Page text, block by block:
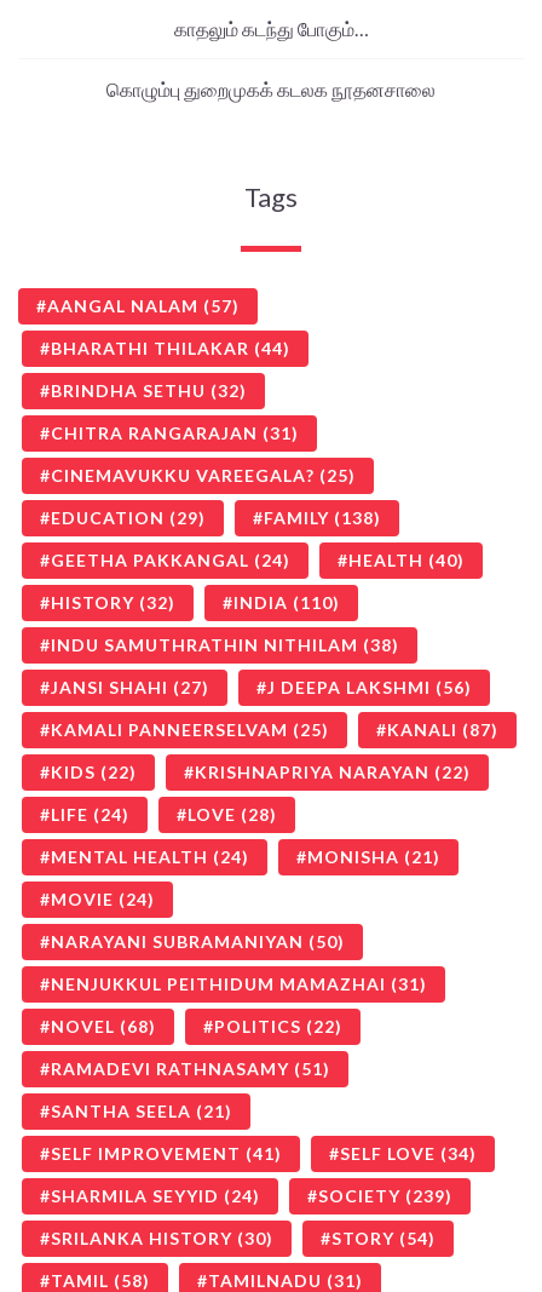
காதலும் கடந்து போகும்…
கொழும்பு துறைமுகக் கடலக நூதனசாலை
Tags
AANGAL NALAM (57)
BHARATHI THILAKAR (44)
BRINDHA SETHU (32)
CHITRA RANGARAJAN (31)
CINEMAVUKKU VAREEGALA? (25)
EDUCATION (29) FAMILY (138)
GEETHA PAKKANGAL (24) HEALTH (40)
HISTORY (32) INDIA (110)
INDU SAMUTHRATHIN NITHILAM (38)
JANSI SHAHI (27) J DEEPA LAKSHMI (56)
KAMALI PANNEERSELVAM (25) KANALI (87)
KIDS (22) KRISHNAPRIYA NARAYAN (22)
LIFE (24) LOVE (28)
MENTAL HEALTH (24) MONISHA (21)
MOVIE (24)
NARAYANI SUBRAMANIYAN (50)
NENJUKKUL PEITHIDUM MAMAZHAI (31)
NOVEL (68) POLITICS (22)
RAMADEVI RATHNASAMY (51)
SANTHA SEELA (21)
SELF IMPROVEMENT (41) SELF LOVE (34)
SHARMILA SEYYID (24) SOCIETY (239)
SRILANKA HISTORY (30) STORY (54)
TAMIL (58) TAMILNADU (31)